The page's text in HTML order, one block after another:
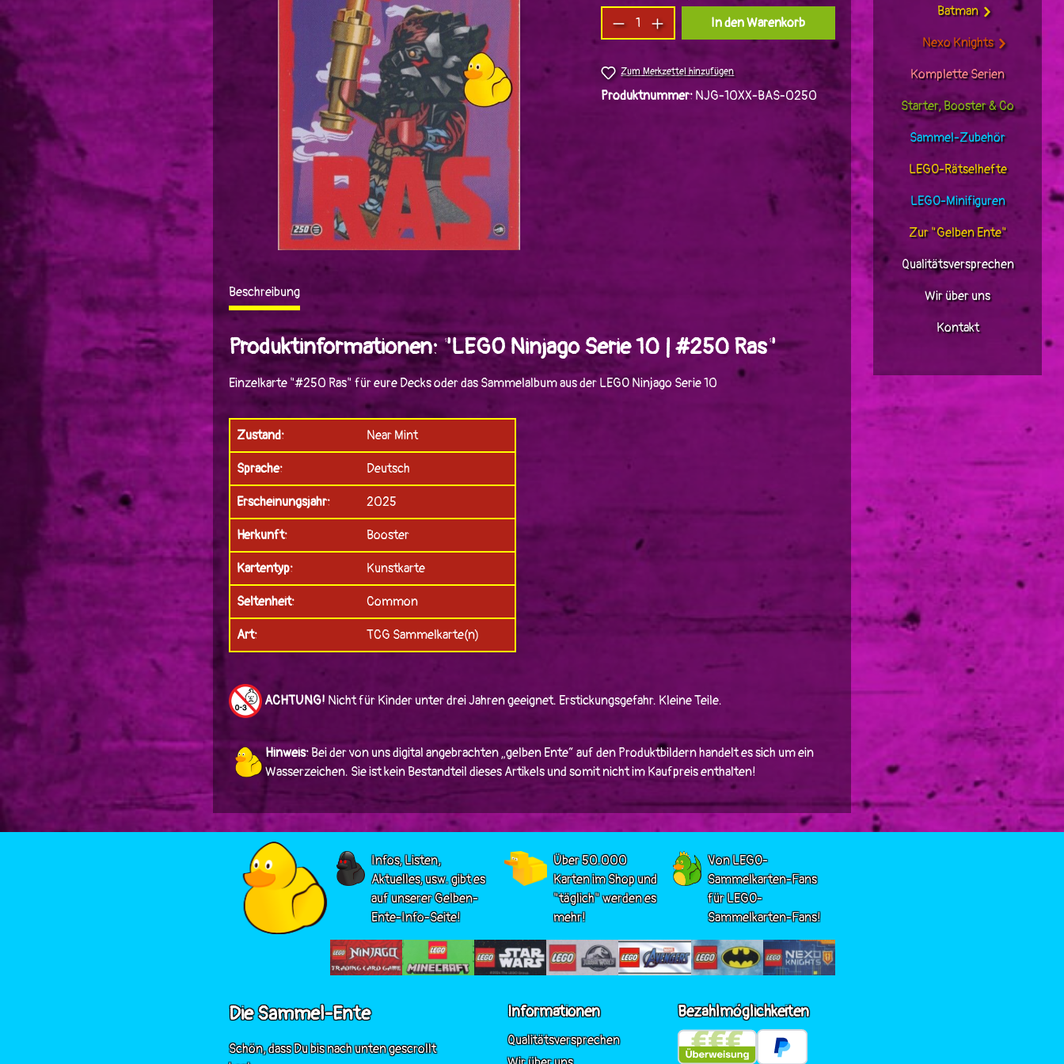
Batman
Nexo Knights
Komplette Serien
Starter, Booster & Co
Sammel-Zubehör
LEGO-Rätselhefte
LEGO-Minifiguren
Zur "Gelben Ente"
Qualitätsversprechen
Wir über uns
Kontakt
Produkt Anzahl: Gib den gewünschten Wert ein oder
In den Warenkorb
Zum Merkzettel hinzufügen
Produktnummer: NJG-10XX-BAS-0250
Beschreibung
Produktinformationen: "LEGO Ninjago Serie 10 | #250 Ras"
Einzelkarte "#250 Ras" für eure Decks oder das Sammelalbum aus der LEGO Ninjago Serie 10
Zustand: Near Mint
Sprache: Deutsch
Erscheinungsjahr: 2025
Herkunft: Booster
Kartentyp: Kunstkarte
Seltenheit: Common
Art: TCG Sammelkarte(n)
ACHTUNG! Nicht für Kinder unter drei Jahren geeignet. Erstickungsgefahr. Kleine Teile.
Hinweis: Bei der von uns digital angebrachten „gelben Ente“ auf den Produktbildern handelt es sich um ein
Wasserzeichen. Sie ist kein Bestandteil dieses Artikels und somit nicht im Kaufpreis enthalten!
Infos, Listen,
Aktuelles, usw. gibt es
auf unserer Gelben-
Ente-Info-Seite!
Über 50.000
Karten im Shop und
"täglich" werden es
mehr!
Von LEGO-
Sammelkarten-Fans
für LEGO-
Sammelkarten-Fans!
Die Sammel-Ente
Schön, dass Du bis nach unten gescrollt
Informationen
Qualitätsversprechen
Bezahlmöglichkeiten